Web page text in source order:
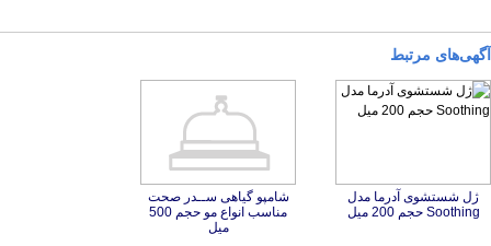
آگهی‌های مرتبط
ژل شستشوی آدرما مدل
Soothing حجم 200 میل
شامپو گیاهی ســدر صحت
مناسب انواع مو حجم 500
میل